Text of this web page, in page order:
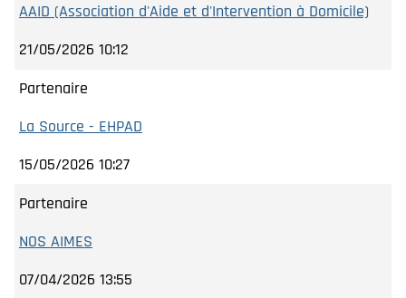
AAID (Association d'Aide et d'Intervention à Domicile)
21/05/2026 10:12
Partenaire
La Source - EHPAD
15/05/2026 10:27
Partenaire
NOS AIMES
07/04/2026 13:55